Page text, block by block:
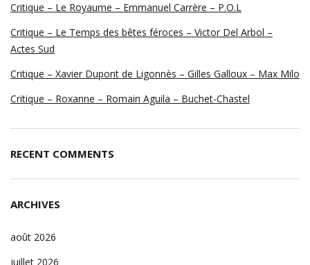
Critique – Le Royaume – Emmanuel Carrère – P.O.L
Critique – Le Temps des bêtes féroces – Victor Del Arbol –
Actes Sud
Critique – Xavier Dupont de Ligonnès – Gilles Galloux – Max Milo
Critique – Roxanne – Romain Aguila – Buchet-Chastel
RECENT COMMENTS
ARCHIVES
août 2026
juillet 2026